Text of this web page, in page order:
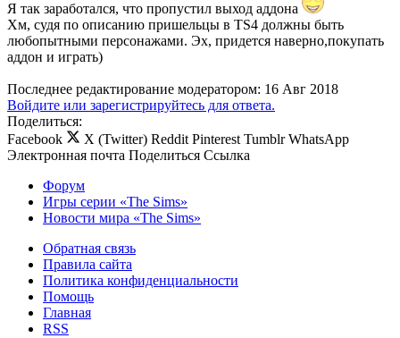
Я так заработался, что пропустил выход аддона
Хм, судя по описанию пришельцы в TS4 должны быть
любопытными персонажами. Эх, придется наверно,покупать
аддон и играть)
Последнее редактирование модератором: 16 Авг 2018
Войдите или зарегистрируйтесь для ответа.
Поделиться:
Facebook
X (Twitter) Reddit Pinterest Tumblr WhatsApp
Электронная почта Поделиться Ссылка
Форум
Игры серии «The Sims»
Новости мира «The Sims»
Обратная связь
Правила сайта
Политика конфиденциальности
Помощь
Главная
RSS